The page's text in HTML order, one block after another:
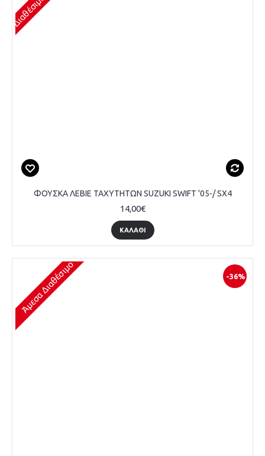
ΦΟΥΣΚΑ ΛΕΒΙΕ ΤΑΧΥΤΗΤΩΝ SUZUKI SWIFT '05-/ SX4
14,00€
ΚΑΛΆΘΙ
-36%
Άμεσα Διαθέσιμο